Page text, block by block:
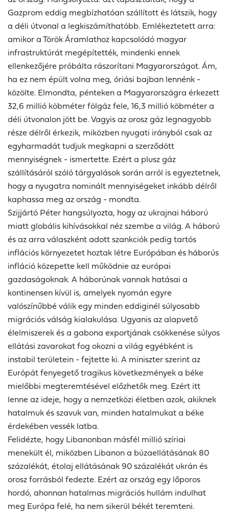
Gazprom eddig megbízhatóan szállított és látszik, hogy
a déli útvonal a legkiszámíthatóbb. Emlékeztetett arra:
amikor a Török Áramlathoz kapcsolódó magyar
infrastruktúrát megépítették, mindenki ennek
ellenkezőjére próbálta rászorítani Magyarországot. Ám,
ha ez nem épült volna meg, óriási bajban lennénk -
közölte. Elmondta, pénteken a Magyarországra érkezett
32,6 millió köbméter fölgáz fele, 16,3 millió köbméter a
déli útvonalon jött be. Vagyis az orosz gáz legnagyobb
része délről érkezik, miközben nyugati irányból csak az
egyharmadát tudjuk megkapni a szerződött
mennyiségnek - ismertette. Ezért a plusz gáz
szállításáról szóló tárgyalások során arról is egyeztetnek,
hogy a nyugatra nominált mennyiségeket inkább délről
kaphassa meg az ország - mondta.
Szijjártó Péter hangsúlyozta, hogy az ukrajnai háború
miatt globális kihívásokkal néz szembe a világ. A háború
és az arra válaszként adott szankciók pedig tartós
inflációs környezetet hoztak létre Európában és háborús
infláció közepette kell működnie az európai
gazdaságoknak. A háborúnak vannak hatásai a
kontinensen kívül is, amelyek nyomán egyre
valószínűbbé válik egy minden eddiginél súlyosabb
migrációs válság kialakulása. Ugyanis az alapvető
élelmiszerek és a gabona exportjának csökkenése súlyos
ellátási zavarokat fog okozni a világ egyébként is
instabil területein - fejtette ki. A miniszter szerint az
Európát fenyegető tragikus következmények a béke
mielőbbi megteremtésével előzhetők meg. Ezért itt
lenne az ideje, hogy a nemzetközi életben azok, akiknek
hatalmuk és szavuk van, minden hatalmukat a béke
érdekében vessék latba.
Felidézte, hogy Libanonban másfél millió szíriai
menekült él, miközben Libanon a búzaellátásának 80
százalékát, étolaj ellátásának 90 százalékát ukrán és
orosz forrásból fedezte. Ezért az ország egy lőporos
hordó, ahonnan hatalmas migrációs hullám indulhat
meg Európa felé, ha nem sikerül békét teremteni.